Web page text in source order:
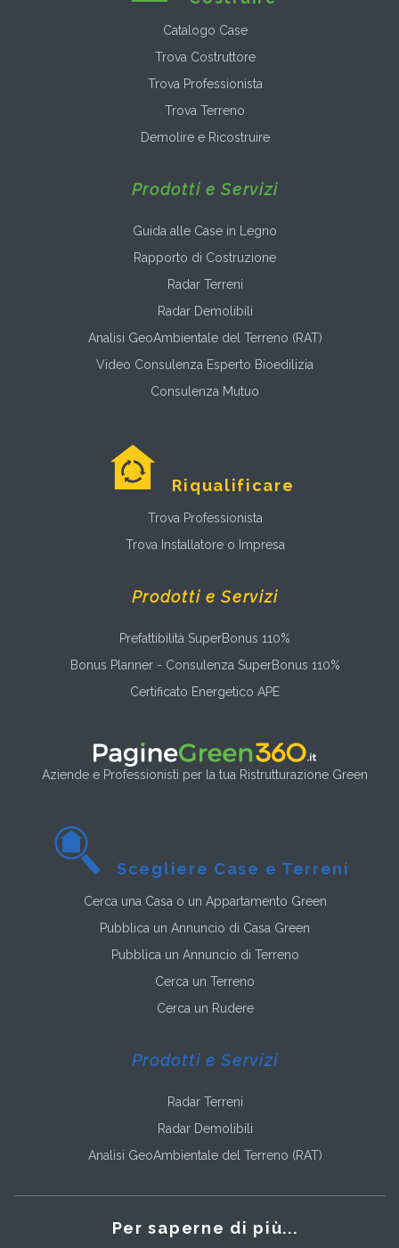
Catalogo Case
Trova Costruttore
Trova Professionista
Trova Terreno
Demolire e Ricostruire
Prodotti e Servizi
Guida alle Case in Legno
Rapporto di Costruzione
Radar Terreni
Radar Demolibili
Analisi GeoAmbientale del Terreno (RAT)
Video Consulenza Esperto Bioedilizia
Consulenza Mutuo
Riqualificare
Trova Professionista
Trova Installatore o Impresa
Prodotti e Servizi
Prefattibilità SuperBonus 110%
Bonus Planner - Consulenza SuperBonus 110%
Certificato Energetico APE
Aziende e Professionisti per la tua Ristrutturazione Green
Scegliere Case e Terreni
Cerca una Casa o un Appartamento Green
Pubblica un Annuncio di Casa Green
Pubblica un Annuncio di Terreno
Cerca un Terreno
Cerca un Rudere
Prodotti e Servizi
Radar Terreni
Radar Demolibili
Analisi GeoAmbientale del Terreno (RAT)
Per saperne di più...